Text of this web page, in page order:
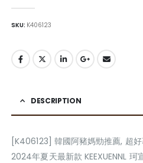
SKU: K406123
DESCRIPTION
[K406123] 韓國阿豬媽勁推薦, 超
2024年夏天最新款 KEEXUENNL